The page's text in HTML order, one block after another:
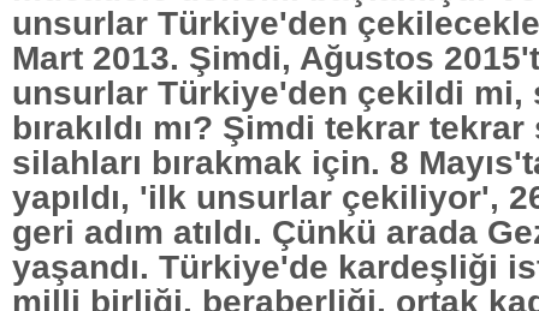
unsurlar Türkiye'den
Mart 2013. Şimdi, Ağustos
unsurlar Türkiye'den çekildi mi,
bırakıldı mı? Şimdi tekrar
silahları bırakmak için. 8
yapıldı, 'ilk unsurlar çekiliyor',
geri adım atıldı. Çünkü arada
yaşandı. Türkiye'de kardeşliği
milli birliği, beraberliği, ortak